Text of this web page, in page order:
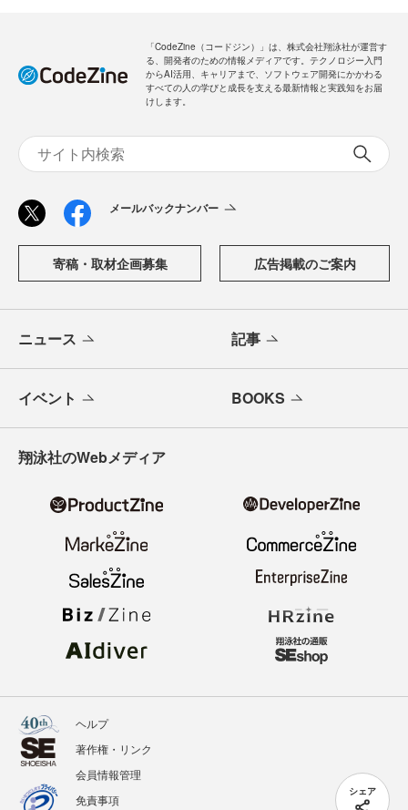
シェア
「CodeZine（コードジン）」は、株式会社翔泳社が運営す
る、開発者のための情報メディアです。テクノロジー入門
からAI活用、キャリアまで、ソフトウェア開発にかかわる
すべての人の学びと成長を支える最新情報と実践知をお届
けします。
メールバックナンバー
寄稿・取材企画募集 広告掲載のご案内
ニュース 記事
イベント BOOKS
翔泳社のWebメディア
ヘルプ
著作権・リンク
会員情報管理
免責事項